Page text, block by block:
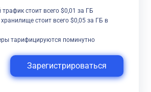
стоит всего $0,01 за ГБ
стоит всего $0,05 за ГБ в
тарифицируются поминутно
Зарегистрироваться